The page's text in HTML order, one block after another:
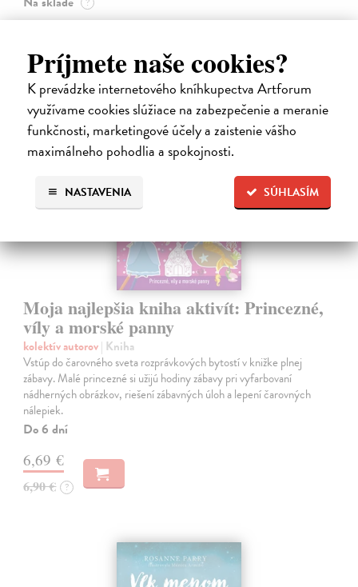
Príjmete naše cookies?
K prevádzke internetového kníhkupectva Artforum
využívame cookies slúžiace na zabezpečenie a meranie
funkčnosti, marketingové účely a zaistenie vášho
maximálneho pohodlia a spokojnosti.
SÚHLASÍM
NASTAVENIA
14,95 € ?
Moja najlepšia kniha aktivít: Princezné,
víly a morské panny
kolektív autorov| Kniha
Vstúp do čarovného sveta rozprávkových bytostí v knižke plnej
zábavy. Malé princezné si užijú hodiny zábavy pri vyfarbovaní
nádherných obrázkov, riešení zábavných úloh a lepení čarovných
nálepiek.
Do 6 dní
6,69 €
6,90 € ?